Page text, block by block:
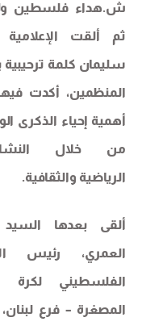
ش.هداء فلسطين
ثم ألقت الإعلامية
سليمان كلمة ترحيبية
المنظمين، أكدت فيها
أهمية إحياء الذكرى
من خلال
الرياضية والثقافية.
ألقى بعدها السيد
العمري، رئيس
الفلسطيني لكرة
المصغرة – فرع لبنان،